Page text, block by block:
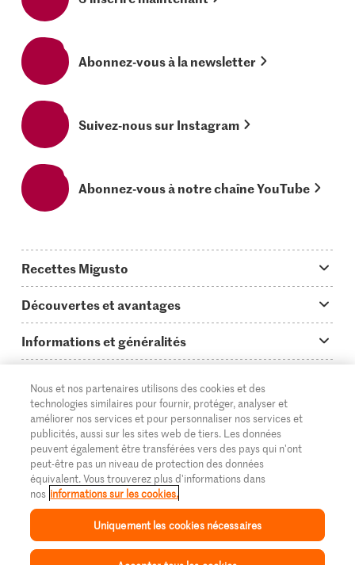
Abonnez-vous à la newsletter
Suivez-nous sur Instagram
Abonnez-vous à notre chaîne YouTube
Recettes Migusto
Idées de menus
Plats principaux
Simple & vite prêt
Apéritif
Préparations au four
Enfants & famille
Toutes les recettes
Découvertes et avantages
On en parle...
Tutoriels
Glossaire des ingrédients
Login Migusto
Magazine Migusto
Informations et généralités
Questions concernant Migusto
Cuisiner avec Migusto
Service clientèle & contact
Publicité
Impressum
Mentions légales
Supermarché
Migros Online
À propos de Migros
Magasins
Cumulus
© 2026 La Fédération des coopératives Migros
DE FR IT
Nous et nos partenaires utilisons des cookies et des
technologies similaires pour fournir, protéger, analyser et
améliorer nos services et pour personnaliser nos services et
publicités, aussi sur les sites web de tiers. Les données
peuvent également être transférées vers des pays qui n'ont
peut-être pas un niveau de protection des données
équivalent. Vous trouverez plus d'informations dans
nos informations sur les cookies.
Uniquement les cookies nécessaires